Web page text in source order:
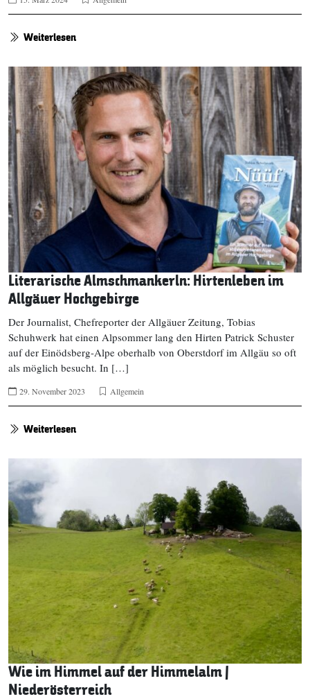
Weiterlesen
Literarische Almschmankerln: Hirtenleben im
Allgäuer Hochgebirge
Der Journalist, Chefreporter der Allgäuer Zeitung, Tobias
Schuhwerk hat einen Alpsommer lang den Hirten Patrick Schuster
auf der Einödsberg-Alpe oberhalb von Oberstdorf im Allgäu so oft
als möglich besucht. In […]
29. November 2023 Allgemein
Weiterlesen
Wie im Himmel auf der Himmelalm |
Niederösterreich